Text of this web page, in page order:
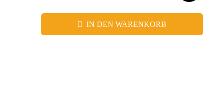
IN DEN WARENKORB